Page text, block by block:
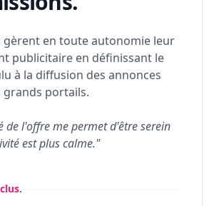
gèrent en toute autonomie leur
publicitaire en définissant le
à la diffusion des annonces
grands portails.
de l'offre me permet d'être serein
est plus calme."